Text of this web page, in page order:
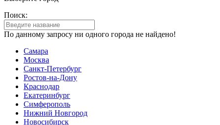
Поиск:
По данному запросу ни одного города не найдено!
Самара
Москва
Санкт-Петербург
Ростов-на-Дону
Краснодар
Екатеринбург
Симферополь
Нижний Новгород
Новосибирск